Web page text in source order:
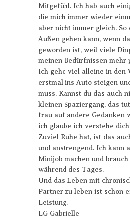
Mitgefühl. Ich hab auch
die mich immer wieder
aber nicht immer gleich. So
Außen gehen kann, wenn
geworden ist, weil viele
meinen Bedürfnissen mehr
Ich gehe viel alleine in den
erstmal ins Auto steigen
muss. Kannst du das auch
kleinen Spaziergang, das
frau auf andere Gedanken
ich glaube ich verstehe
Zuviel Ruhe hat, ist das
und anstrengend. Ich kann
Minijob machen und
während des Tages.
Und das Leben mit
Partner zu leben ist schon
Leistung.
LG Gabrielle